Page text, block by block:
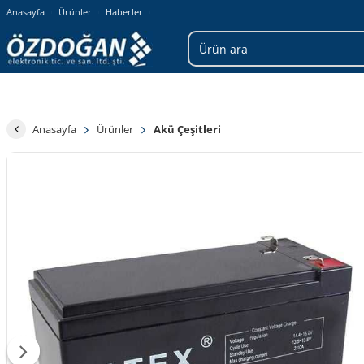
Anasayfa Ürünler Haberler
Anasayfa Ürünler Akü Çeşitleri